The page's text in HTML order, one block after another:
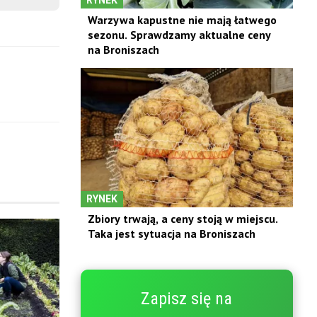
Warzywa kapustne nie mają łatwego
sezonu. Sprawdzamy aktualne ceny
na Broniszach
RYNEK
Zbiory trwają, a ceny stoją w miejscu.
Taka jest sytuacja na Broniszach
Zapisz się na